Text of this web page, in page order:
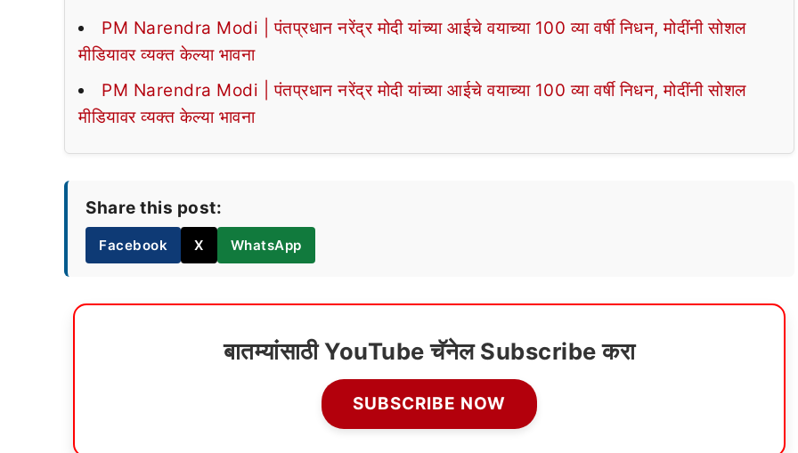
PM Narendra Modi | पंतप्रधान नरेंद्र मोदी यांच्या आईचे वयाच्या 100 व्या वर्षी निधन, मोदींनी सोशल
मीडियावर व्यक्त केल्या भावना
PM Narendra Modi | पंतप्रधान नरेंद्र मोदी यांच्या आईचे वयाच्या 100 व्या वर्षी निधन, मोदींनी सोशल
मीडियावर व्यक्त केल्या भावना
Share this post:
Facebook X WhatsApp
बातम्यांसाठी YouTube चॅनेल Subscribe करा
SUBSCRIBE NOW